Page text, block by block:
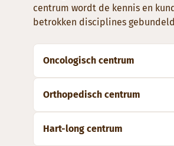
centrum wordt de kennis en
betrokken disciplines
Oncologisch centrum
Orthopedisch centrum
Hart-long centrum